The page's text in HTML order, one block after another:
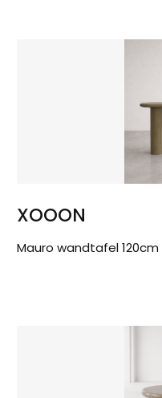
XOOON
Mauro wandtafel 120cm